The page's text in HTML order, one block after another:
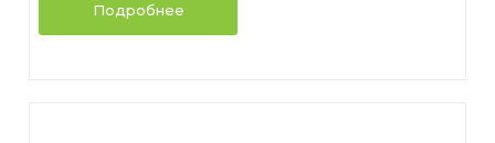
Подробнее